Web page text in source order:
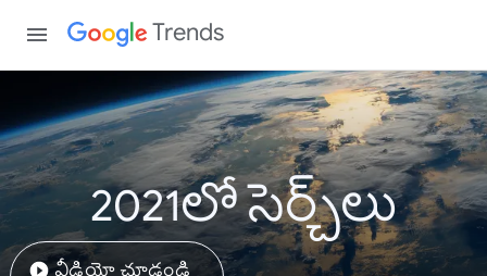
Trends
2021లో సెర్చ్‌లు
వీడియో చూడండి